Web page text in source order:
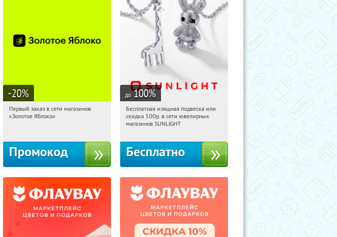
-20%
12:55:04
Получи первым!
Первый заказ в сети магазинов
«Золотое Яблоко»
Промокод
до 100%
12:55:04 Получили:
Россия
Бесплатная изящная подвеска или
скидка 500р. в сети ювелирных
магазинов SUNLIGHT
Бесплатно